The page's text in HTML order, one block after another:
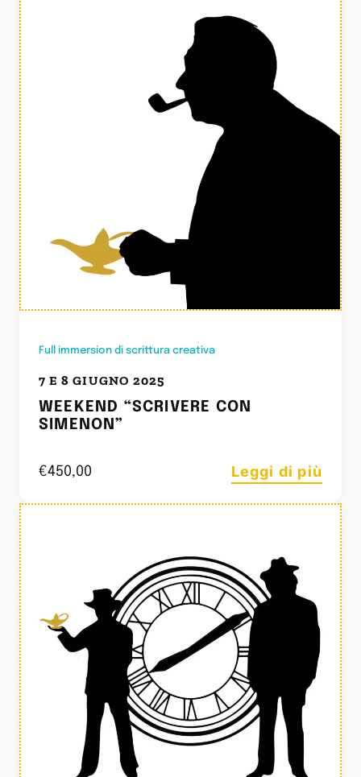
Full immersion di scrittura creativa
7 E 8 GIUGNO 2025
WEEKEND “SCRIVERE CON
SIMENON”
€450,00 Leggi di più